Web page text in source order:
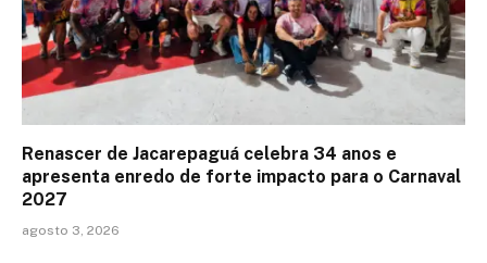
Renascer de Jacarepaguá celebra 34 anos e
apresenta enredo de forte impacto para o Carnaval
2027
agosto 3, 2026